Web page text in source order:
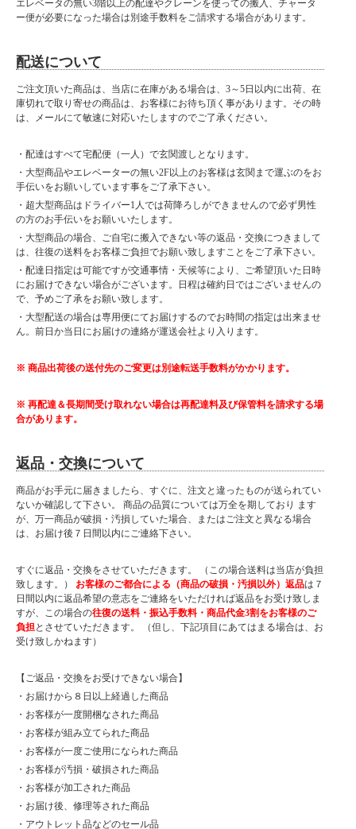
■ 送料無料にて配達 ■
北海道・東北・沖縄・離島の方は送料がかかりますので"■送料について（一部地域
※対象地域でお選びいただけなかった場合でも、送料を加算させていただきます。
ご了承ください。
■材質
材質：タモ材/ウレタン塗装
■サイズ
本体：幅120×奥行42×高160cm
棚板：プリント合板(厚さ17mm)
エレベータの無い3階以上の配達やクレーンを使っての搬入、チャータ
ー便が必要になった場合は別途手数料をご請求する場合があります。
配送について
ご注文頂いた商品は、当店に在庫がある場合は、3～5日以内に出荷、在
庫切れで取り寄せの商品は、お客様にお待ち頂く事があります。その時
は、メールにて敏速に対応いたしますのでご了承ください。
・配達はすべて宅配便（一人）で玄関渡しとなります。
・大型商品やエレベーターの無い2F以上のお客様は玄関まで運ぶのをお
手伝いをお願いしています事をご了承下さい。
・超大型商品はドライバー1人では荷降ろしができませんので必ず男性
の方のお手伝いをお願いいたします。
・大型商品の場合、ご自宅に搬入できない等の返品・交換につきまして
は、往復の送料をお客様ご負担でお願い致しますことをご了承下さい。
・配達日指定は可能ですが交通事情・天候等により、ご希望頂いた日時
にお届けできない場合がございます。日程は確約日ではございませんの
で、予めご了承をお願い致します。
・大型配送の場合は専用便にてお届けするのでお時間の指定は出来ませ
ん。前日か当日にお届けの連絡が運送会社より入ります。
※ 商品出荷後の送付先のご変更は別途転送手数料がかかります。
※ 再配達＆長期間受け取れない場合は再配達料及び保管料を請求する場
合があります。
返品・交換について
商品がお手元に届きましたら、すぐに、注文と違ったものが送られてい
ないか確認して下さい。 商品の品質については万全を期しており ます
が、万一商品が破損・汚損していた場合、またはご注文と異なる場合
は、お届け後７日間以内にご連絡下さい。
すぐに返品・交換をさせていただきます。 （この場合送料は当店が負担
致します。） お客様のご都合による（商品の破損・汚損以外）返品は７
日間以内に返品希望の意志をご連絡をいただければ返品をお受け致しま
すが、この場合の往復の送料・振込手数料・商品代金3割をお客様のご
負担とさせていただきます。 （但し、下記項目にあてはまる場合は、お
受け致しかねます）
【ご返品・交換をお受けできない場合】
・お届けから８日以上経過した商品
・お客様が一度開梱なされた商品
・お客様が組み立てられた商品
・お客様が一度ご使用になられた商品
・お客様が汚損・破損された商品
・お客様が加工された商品
・お届け後、修理等された商品
・アウトレット品などのセール品